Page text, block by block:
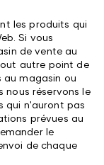
les produits qui
Si vous
de vente au
autre point de
au magasin ou
nous réservons le
qui n'auront pas
prévues au
le
de chaque